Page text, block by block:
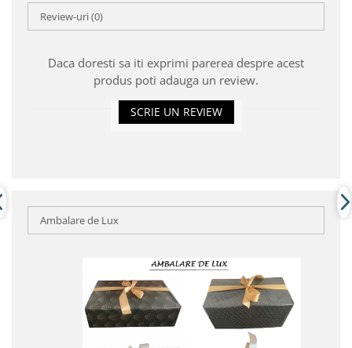
Review-uri(0)
Daca doresti sa iti exprimi parerea despre acest
produs poti adauga un review.
SCRIE UN REVIEW
Ambalare de Lux